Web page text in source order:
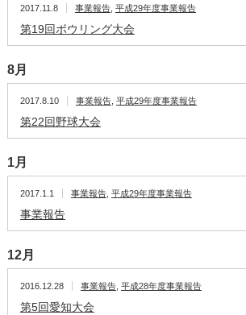
2017.11.8 事業報告, 平成29年度事業報告
第19回ボウリング大会
8月
2017.8.10 事業報告, 平成29年度事業報告
第22回野球大会
1月
2017.1.1 事業報告, 平成29年度事業報告
事業報告
12月
2016.12.28 事業報告, 平成28年度事業報告
第5回愛知大会